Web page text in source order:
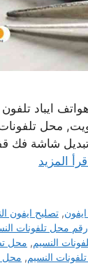
ايباد
محل
تبديل شاشة فك
اقرأ المزيد
,تصليح ايفون
رقم محل تلفونات
النسيم, محل
النسيم, محل